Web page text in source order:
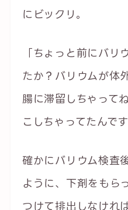
にビックリ。
「ちょっと前にバリ
たか？バリウムが体
腸に滞留しちゃって
こしちゃってたんです
確かにバリウム検査
ように、下剤をもら
つけて排出しなけれ